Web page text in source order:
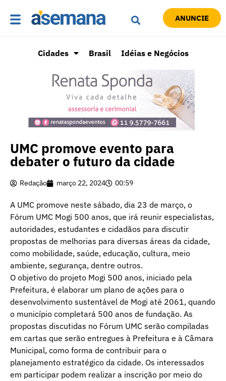
ANUNCIE
Cidades Brasil Idéias e Negócios
UMC promove evento para
debater o futuro da cidade
Redação março 22, 2024 00:59
A UMC promove neste sábado, dia 23 de março, o
Fórum UMC Mogi 500 anos, que irá reunir especialistas,
autoridades, estudantes e cidadãos para discutir
propostas de melhorias para diversas áreas da cidade,
como mobilidade, saúde, educação, cultura, meio
ambiente, segurança, dentre outros.
O objetivo do projeto Mogi 500 anos, iniciado pela
Prefeitura, é elaborar um plano de ações para o
desenvolvimento sustentável de Mogi até 2061, quando
o município completará 500 anos de fundação. As
propostas discutidas no Fórum UMC serão compiladas
em cartas que serão entregues à Prefeitura e à Câmara
Municipal, como forma de contribuir para o
planejamento estratégico da cidade. Os interessados
em participar podem realizar a inscrição por meio do